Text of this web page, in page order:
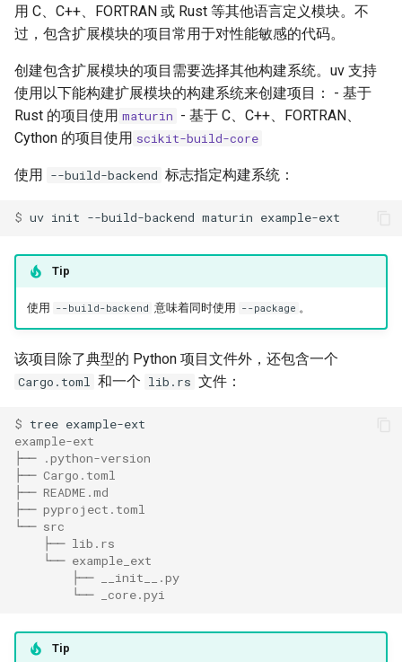
用 C、C++、FORTRAN 或 Rust 等其他语言定义模块。不
过，包含扩展模块的项目常用于对性能敏感的代码。
创建包含扩展模块的项目需要选择其他构建系统。uv 支持
使用以下能构建扩展模块的构建系统来创建项目： - 基于
Rust 的项目使用 maturin - 基于 C、C++、FORTRAN、
Cython 的项目使用 scikit-build-core
使用 --build-backend 标志指定构建系统：
$ uv init --build-backend maturin
Tip
使用 --build-backend 意味着同时使用 --package 。
该项目除了典型的 Python 项目文件外，还包含一个
Cargo.toml 和一个 lib.rs 文件：
$ tree
example-ext
├── .python-version
├── Cargo.toml
├── README.md
├── pyproject.toml
└── src
    ├── lib.rs
    └── example_ext
        ├── __init__.py
        └── _core.pyi
Tip